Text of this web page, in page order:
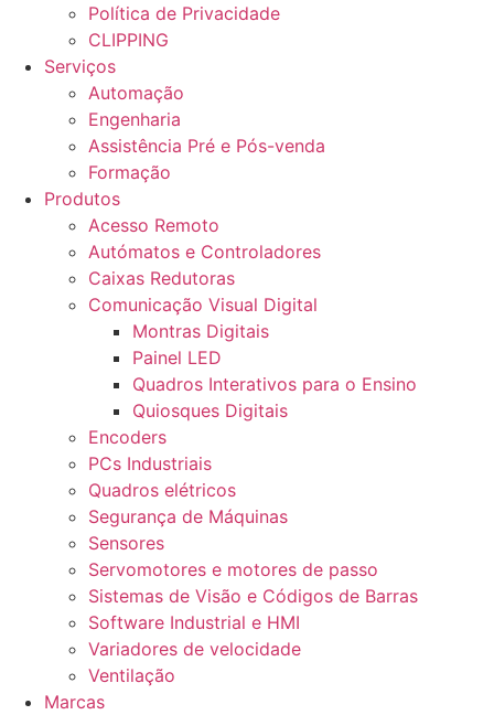
Política de Privacidade
CLIPPING
Serviços
Automação
Engenharia
Assistência Pré e Pós-venda
Formação
Produtos
Acesso Remoto
Autómatos e Controladores
Caixas Redutoras
Comunicação Visual Digital
Montras Digitais
Painel LED
Quadros Interativos para o Ensino
Quiosques Digitais
Encoders
PCs Industriais
Quadros elétricos
Segurança de Máquinas
Sensores
Servomotores e motores de passo
Sistemas de Visão e Códigos de Barras
Software Industrial e HMI
Variadores de velocidade
Ventilação
Marcas